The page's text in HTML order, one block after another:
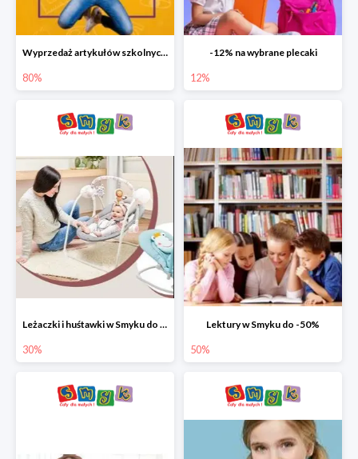
Wyprzedaż artykułów szkolnych w Smyku do -80%
80%
-12% na wybrane plecaki
12%
Leżaczki i huśtawki w Smyku do -30%
30%
Lektury w Smyku do -50%
50%